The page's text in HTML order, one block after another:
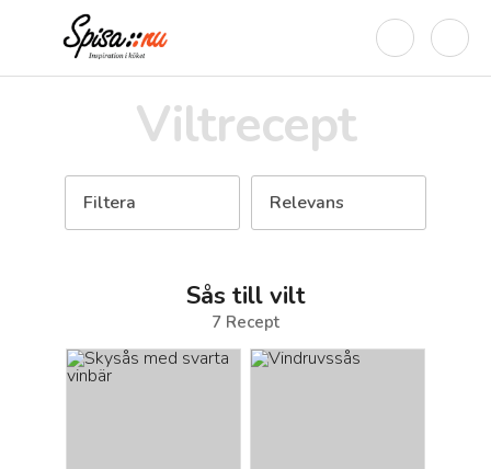
Viltrecept
Filtera Relevans
Sås till vilt
7 Recept